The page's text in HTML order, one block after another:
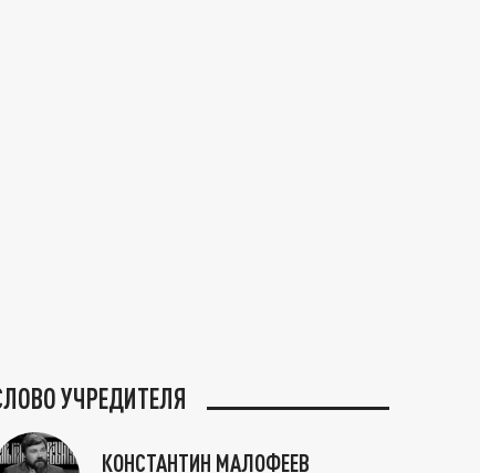
УЧРЕДИТЕЛЯ
КОНСТАНТИН МАЛОФЕЕВ